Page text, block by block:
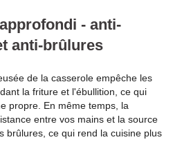
- anti-
anti-brûlures
de la casserole empêche les
la friture et l'ébullition, ce qui
propre. En même temps, la
entre vos mains et la source
brûlures, ce qui rend la cuisine plus